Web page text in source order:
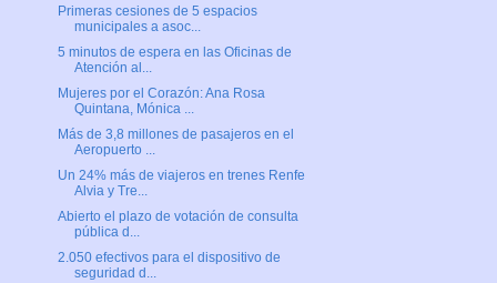
Primeras cesiones de 5 espacios
municipales a asoc...
5 minutos de espera en las Oficinas de
Atención al...
Mujeres por el Corazón: Ana Rosa
Quintana, Mónica ...
Más de 3,8 millones de pasajeros en el
Aeropuerto ...
Un 24% más de viajeros en trenes Renfe
Alvia y Tre...
Abierto el plazo de votación de consulta
pública d...
2.050 efectivos para el dispositivo de
seguridad d...